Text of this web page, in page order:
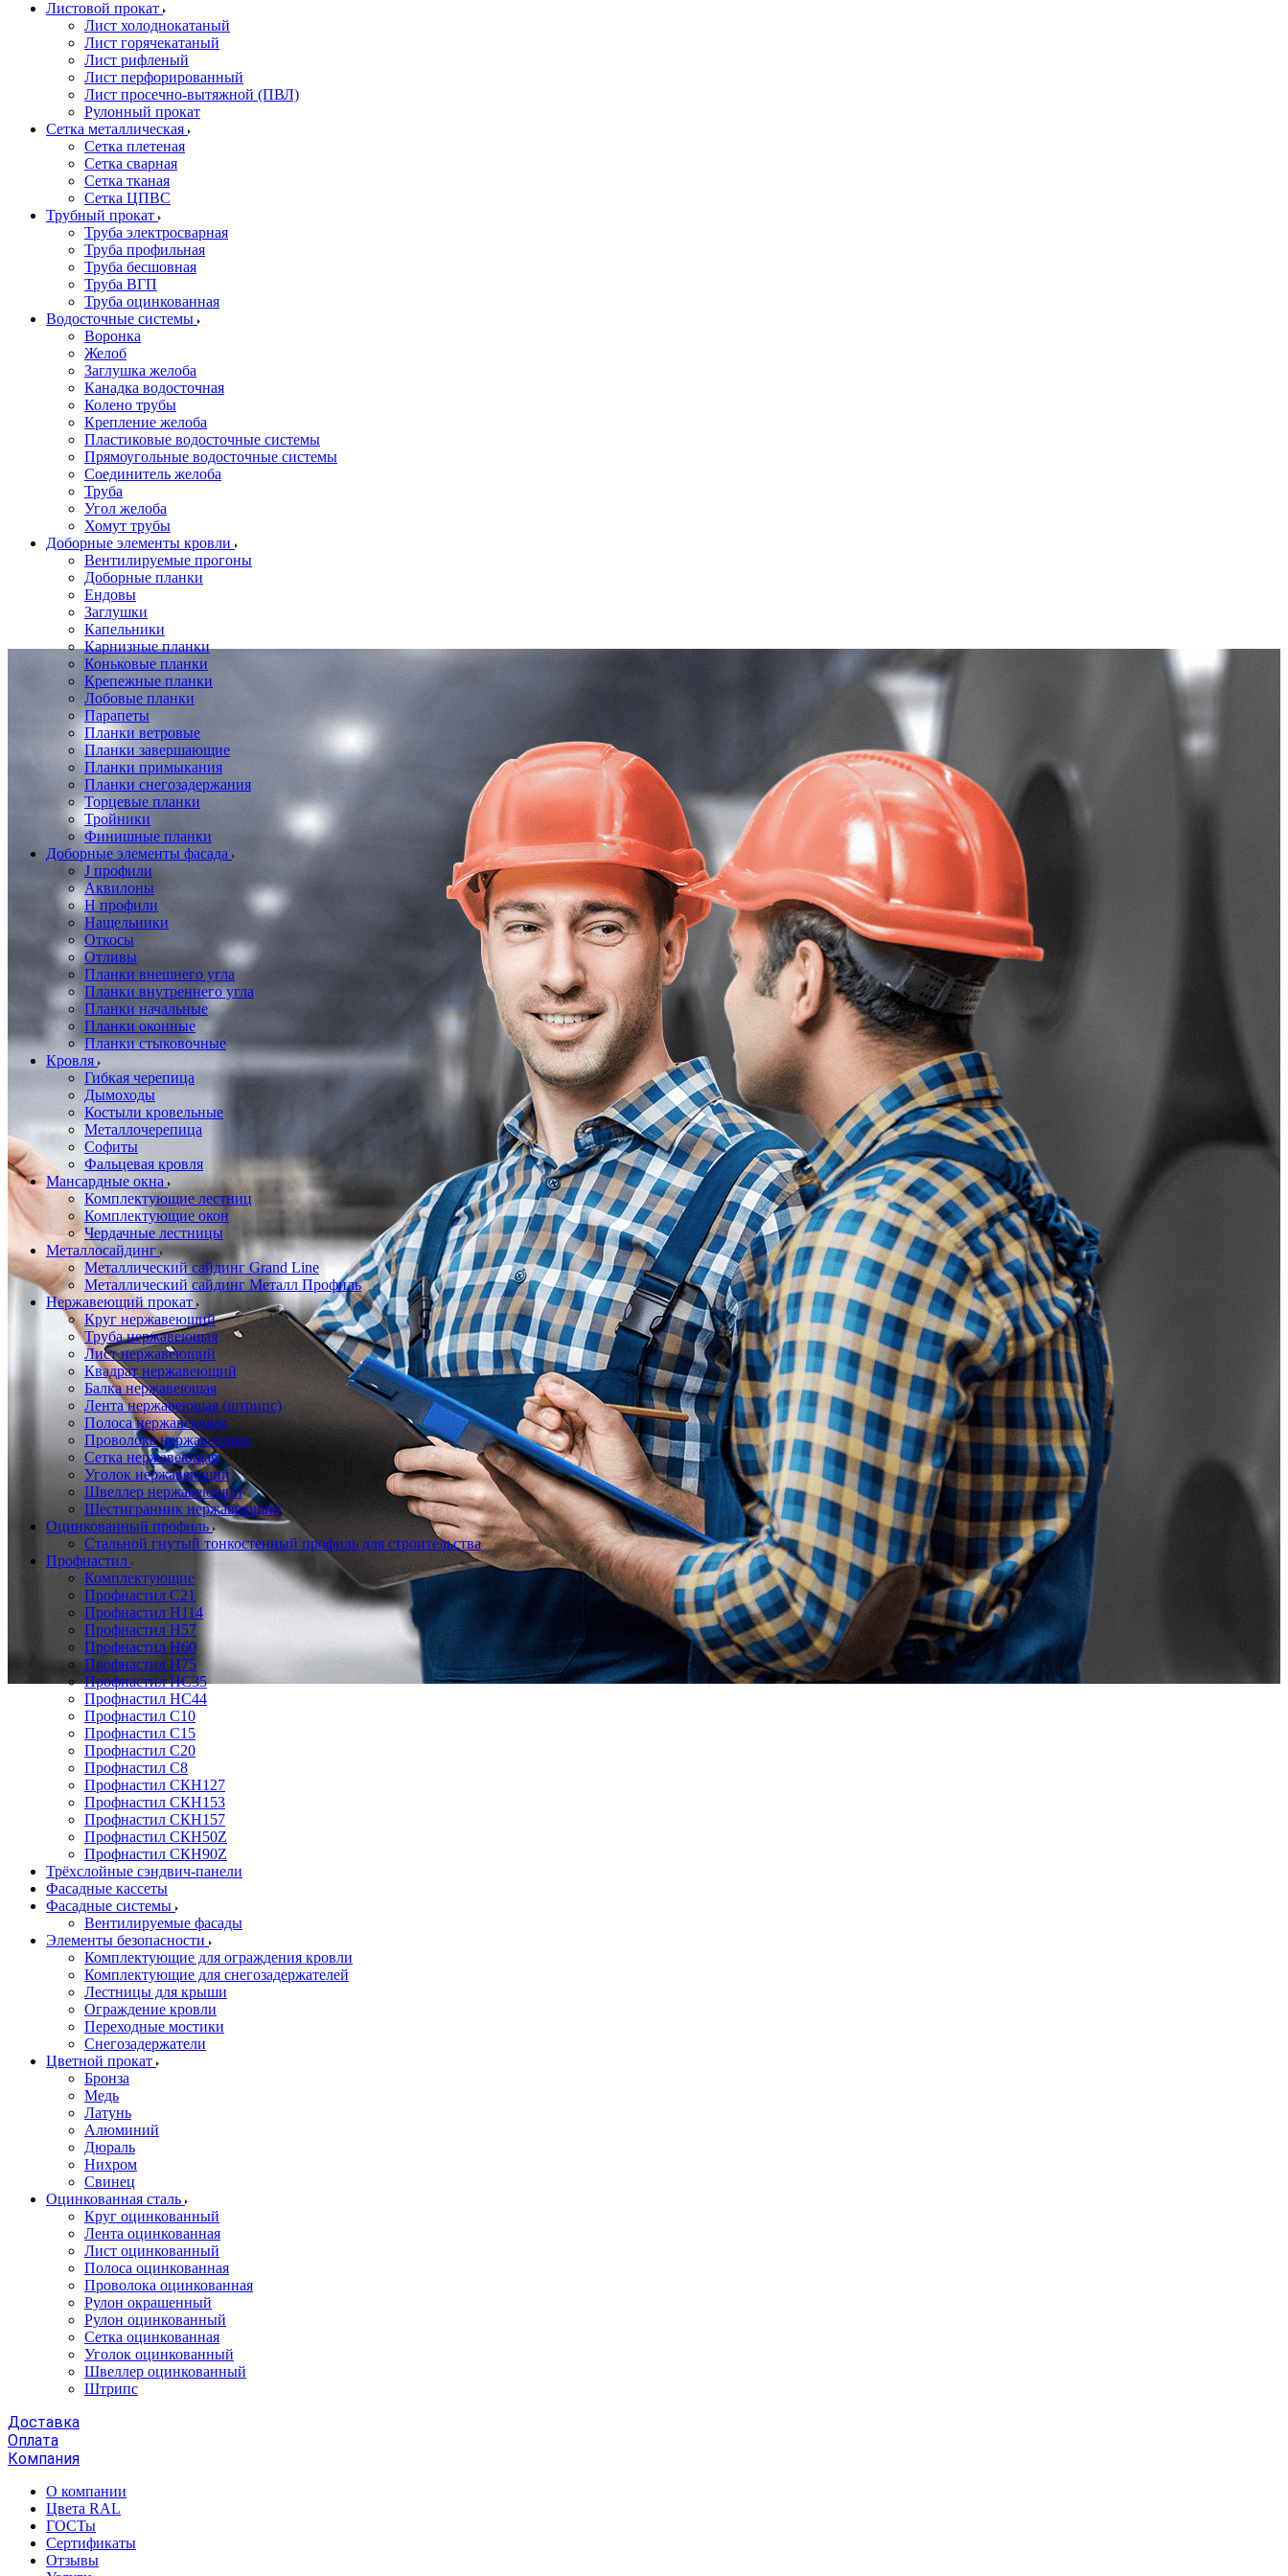
Листовой прокат
Лист холоднокатаный
Лист горячекатаный
Лист рифленый
Лист перфорированный
Лист просечно-вытяжной (ПВЛ)
Рулонный прокат
Сетка металлическая
Сетка плетеная
Сетка сварная
Сетка тканая
Сетка ЦПВС
Трубный прокат
Труба электросварная
Труба профильная
Труба бесшовная
Труба ВГП
Труба оцинкованная
Водосточные системы
Воронка
Желоб
Заглушка желоба
Канадка водосточная
Колено трубы
Крепление желоба
Пластиковые водосточные системы
Прямоугольные водосточные системы
Соединитель желоба
Труба
Угол желоба
Хомут трубы
Доборные элементы кровли
Вентилируемые прогоны
Доборные планки
Ендовы
Заглушки
Капельники
Карнизные планки
Коньковые планки
Крепежные планки
Лобовые планки
Парапеты
Планки ветровые
Планки завершающие
Планки примыкания
Планки снегозадержания
Торцевые планки
Тройники
Финишные планки
Доборные элементы фасада
J профили
Аквилоны
Н профили
Нащельники
Откосы
Отливы
Планки внешнего угла
Планки внутреннего угла
Планки начальные
Планки оконные
Планки стыковочные
Кровля
Гибкая черепица
Дымоходы
Костыли кровельные
Металлочерепица
Софиты
Фальцевая кровля
Мансардные окна
Комплектующие лестниц
Комплектующие окон
Чердачные лестницы
Металлосайдинг
Металлический сайдинг Grand Line
Металлический сайдинг Металл Профиль
Нержавеющий прокат
Круг нержавеющий
Труба нержавеющая
Лист нержавеющий
Квадрат нержавеющий
Балка нержавеющая
Лента нержавеющая (штрипс)
Полоса нержавеющая
Проволока нержавеющая
Сетка нержавеющая
Уголок нержавеющий
Швеллер нержавеющий
Шестигранник нержавеющий
Оцинкованный профиль
Стальной гнутый тонкостенный профиль для строительства
Профнастил
Комплектующие
Профнастил C21
Профнастил Н114
Профнастил Н57
Профнастил Н60
Профнастил Н75
Профнастил НС35
Профнастил НС44
Профнастил С10
Профнастил С15
Профнастил С20
Профнастил С8
Профнастил СКН127
Профнастил СКН153
Профнастил СКН157
Профнастил СКН50Z
Профнастил СКН90Z
Трёхслойные сэндвич-панели
Фасадные кассеты
Фасадные системы
Вентилируемые фасады
Элементы безопасности
Комплектующие для ограждения кровли
Комплектующие для снегозадержателей
Лестницы для крыши
Ограждение кровли
Переходные мостики
Снегозадержатели
Цветной прокат
Бронза
Медь
Латунь
Алюминий
Дюраль
Нихром
Свинец
Оцинкованная сталь
Круг оцинкованный
Лента оцинкованная
Лист оцинкованный
Полоса оцинкованная
Проволока оцинкованная
Рулон окрашенный
Рулон оцинкованный
Сетка оцинкованная
Уголок оцинкованный
Швеллер оцинкованный
Штрипс
Доставка
Оплата
Компания
О компании
Цвета RAL
ГОСТы
Сертификаты
Отзывы